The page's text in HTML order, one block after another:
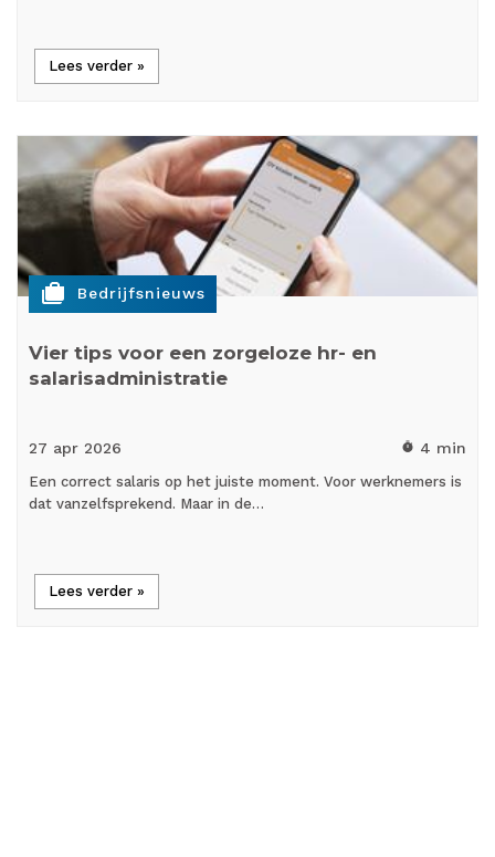
Lees verder »
cases Bedrijfsnieuws
Vier tips voor een zorgeloze hr- en
salarisadministratie
27 apr 2026 timer 4 min
Een correct salaris op het juiste moment. Voor werknemers is
dat vanzelfsprekend. Maar in de…
Lees verder »